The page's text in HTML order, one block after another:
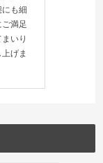
も細
満足
いり
げま